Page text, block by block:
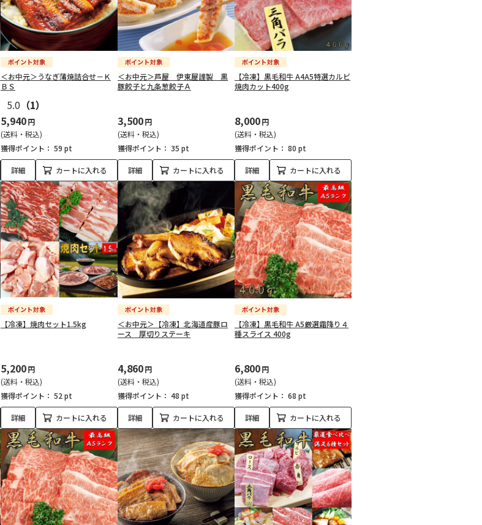
＜お中元＞うなぎ蒲焼詰合せ－Ｋ
ＢＳ
5.0 （1）
5,940円
(送料・税込)
獲得ポイント： 59 pt
詳細 カートに入れる
＜お中元＞芦屋 伊東屋謹製 黒
豚餃子と九条葱餃子Ａ
3,500円
(送料・税込)
獲得ポイント： 35 pt
詳細 カートに入れる
【冷凍】黒毛和牛 A4A5特選カルビ
焼肉カット400g
8,000円
(送料・税込)
獲得ポイント： 80 pt
詳細 カートに入れる
【冷凍】焼肉セット1.5kg
5,200円
(送料・税込)
獲得ポイント： 52 pt
詳細 カートに入れる
＜お中元＞【冷凍】北海道産豚ロ
ース 厚切りステーキ
4,860円
(送料・税込)
獲得ポイント： 48 pt
詳細 カートに入れる
【冷凍】黒毛和牛 A5厳選霜降り４
種スライス 400g
6,800円
(送料・税込)
獲得ポイント： 68 pt
詳細 カートに入れる